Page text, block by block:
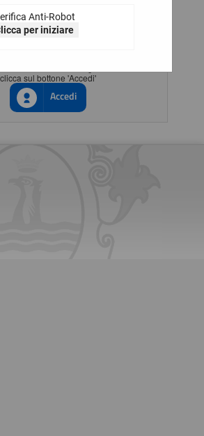
Anti-Robot
per iniziare
Sign-ON
clicca sul bottone 'Accedi'
Accedi